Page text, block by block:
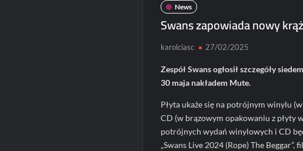
News
Swans zapowiada nowy
karolciasc 27/02/2025
Zespół Swansogłosił szczegóły
30 maja nakładem Mute.
Płyta ukaże się na potrójnym winylu
CD (w brązowym opakowaniu z płyty
potrójnych wydań winylowych i CD
„Swans Live 2024 (Rope) The